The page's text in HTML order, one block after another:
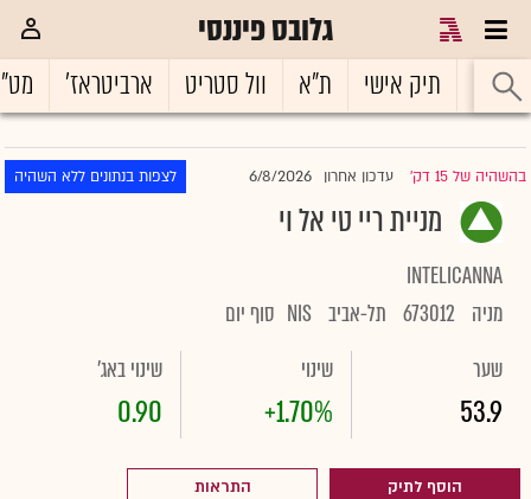
גלובס פיננסי
ראשי תיק אישי ת"א וול סטריט ארביטראז'
בהשהיה של 15 דק' |עדכון אחרון 6/8/2026 לצפות בנתונים ללא השהיה
מניית ריי טי אל וי
INTELICANNA
מניה 673012 תל-אביב NIS סוף יום
שער
53.9
שינוי
+1.70%
שינוי באג'
0.90
הוסף לתיק התראות